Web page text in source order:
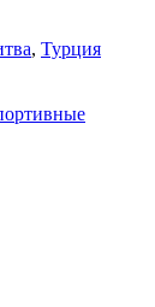
, Турция